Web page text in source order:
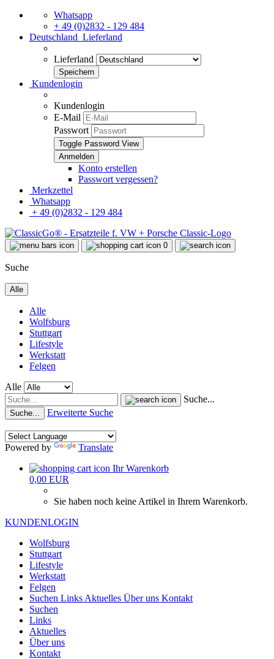
Whatsapp
+ 49 (0)2832 - 129 484
Deutschland Lieferland
Lieferland
Kundenlogin
Kundenlogin
E-Mail
Passwort
Toggle Password View
Konto erstellen
Passwort vergessen?
Merkzettel
Whatsapp
+ 49 (0)2832 - 129 484
0
Suche
Alle
Alle
Wolfsburg
Stuttgart
Lifestyle
Werkstatt
Felgen
Alle
Suche...
Suche... Erweiterte Suche
Powered by
Translate
Ihr Warenkorb
0,00 EUR
Sie haben noch keine Artikel in Ihrem Warenkorb.
KUNDENLOGIN
Wolfsburg
Stuttgart
Lifestyle
Werkstatt
Felgen
Suchen Links Aktuelles Über uns Kontakt
Suchen
Links
Aktuelles
Über uns
Kontakt